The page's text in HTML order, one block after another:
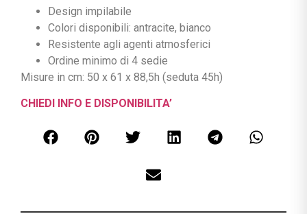
Design impilabile
Colori disponibili: antracite, bianco
Resistente agli agenti atmosferici
Ordine minimo di 4 sedie
Misure in cm: 50 x 61 x 88,5h (seduta 45h)
CHIEDI INFO E DISPONIBILITA’